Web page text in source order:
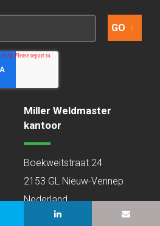
Miller Weldmaster
kantoor
Boekweitstraat 24
2153 GL Nieuw-Vennep
Nederland
P: +31 (0) 252-347032